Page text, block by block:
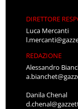
DIRETTORE
Luca Mercanti
REDAZIONE
Alessandro
Danila Chenal